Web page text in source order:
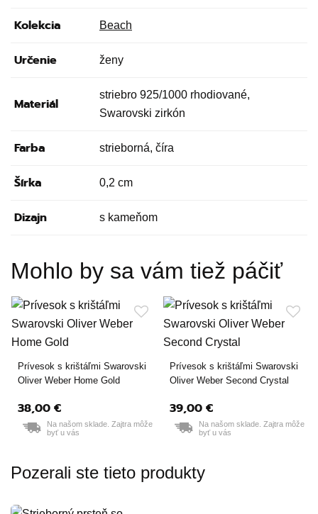
Kolekcia Beach
Určenie ženy
Materiál
striebro 925/1000 rhodiované,
Swarovski zirkón
Farba strieborná, číra
Šírka 0,2 cm
Dizajn s kameňom
Mohlo by sa vám tiež páčiť
Prívesok s krištáľmi Swarovski
Oliver Weber Home Gold
38,00 €
Na našom sklade. Zajtra môže
byť u vás
Prívesok s krištáľmi Swarovski
Oliver Weber Second Crystal
39,00 €
Na našom sklade. Zajtra môže
byť u vás
Pozerali ste tieto produkty